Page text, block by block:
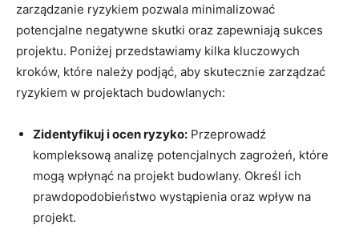
zarządzanie ryzykiem pozwala⁣ minimalizować
potencjalne negatywne skutki⁣ oraz zapewniają sukces⁤
projektu. Poniżej przedstawiamy kilka kluczowych
kroków, które należy podjąć, aby ‌skutecznie zarządzać
ryzykiem w projektach budowlanych:
Zidentyfikuj i ‍ocen ryzyko: Przeprowadź
kompleksową analizę potencjalnych zagrożeń, które
mogą wpłynąć na projekt budowlany. Określ ich
prawdopodobieństwo wystąpienia⁣ oraz wpływ na
projekt.